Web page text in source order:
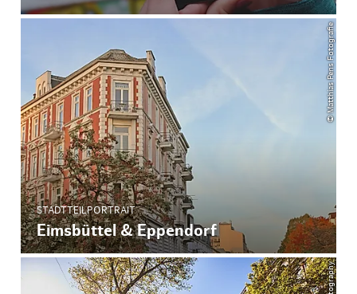
© Matthias Pens Fotografie
STADTTEILPORTRAIT
Eimsbüttel & Eppendorf